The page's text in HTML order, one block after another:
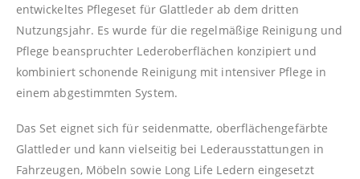
entwickeltes Pflegeset für Glattleder ab dem dritten
Nutzungsjahr. Es wurde für die regelmäßige Reinigung und
Pflege beanspruchter Lederoberflächen konzipiert und
kombiniert schonende Reinigung mit intensiver Pflege in
einem abgestimmten System.
Das Set eignet sich für seidenmatte, oberflächengefärbte
Glattleder und kann vielseitig bei Lederausstattungen in
Fahrzeugen, Möbeln sowie Long Life Ledern eingesetzt